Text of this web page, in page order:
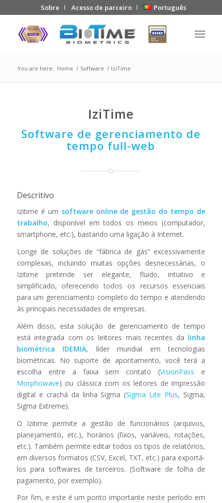
Sobre Acesso de parceiro Português
You are here: Home / Software / IziTime
IziTime
Software de gerenciamento de
tempo full-web
Descritivo
Izitime é um software online de gestão do tempo de
trabalho, disponível em todos os meios (computador,
smartphone, etc.), bastando uma ligação à Internet.
Longe de soluções de “fábrica de gás” excessivamente
complexas, incluindo muitas opções desnecessárias, o
Izitime pretende ser elegante, fluido, intuitivo e
simplificado, oferecendo todos os recursos essenciais
para um gerenciamento completo do tempo e atendendo
às principais necessidades de empresas.
Além disso, esta solução de gerenciamento de tempo
está integrada com os leitores mais recentes da linha
biométrica IDEMIA, líder mundial em tecnologias
biométricas. No suporte de apontamento, você terá a
escolha entre a faixa sem contato (VisionPass e
Morphowave) ou clássica com os leitores de impressão
digital e crachá da linha Sigma (Sigma Lite Plus, Sigma,
Sigma Extreme).
O Izitime permite a gestão de funcionários (arquivos,
planejamento, etc.), horários (fixos, variáveis, rotações,
etc.). Também permite editar todos os tipos de relatórios,
em diversos formatos (CSV, Excel, TXT, etc.) para exportá-
los para softwares de terceiros. (Software de folha de
pagamento, por exemplo).
Por fim, e este é um ponto importante neste período em